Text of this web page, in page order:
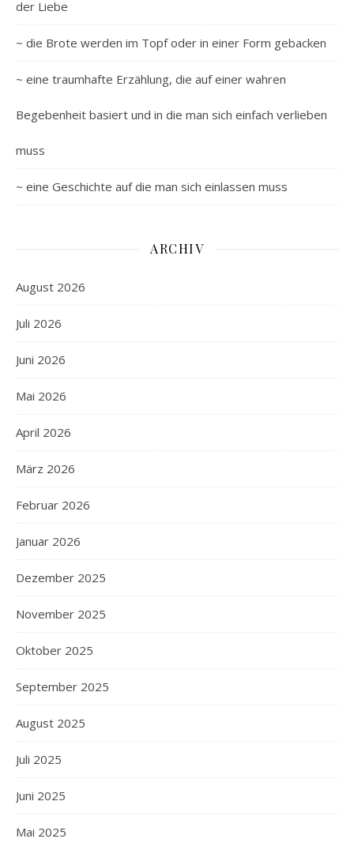
der Liebe
~ die Brote werden im Topf oder in einer Form gebacken
~ eine traumhafte Erzählung, die auf einer wahren
Begebenheit basiert und in die man sich einfach verlieben
muss
~ eine Geschichte auf die man sich einlassen muss
ARCHIV
August 2026
Juli 2026
Juni 2026
Mai 2026
April 2026
März 2026
Februar 2026
Januar 2026
Dezember 2025
November 2025
Oktober 2025
September 2025
August 2025
Juli 2025
Juni 2025
Mai 2025